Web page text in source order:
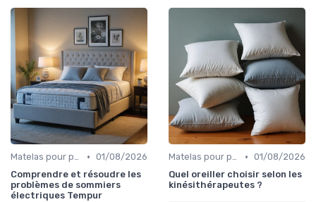
Matelas pour problèmes de dos • 01/08/2026
Comprendre et résoudre les
problèmes de sommiers
électriques Tempur
Matelas pour problèmes de dos • 01/08/2026
Quel oreiller choisir selon les
kinésithérapeutes ?